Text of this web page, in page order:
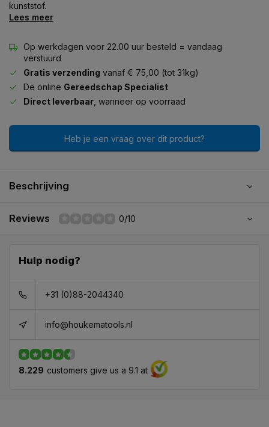
kunststof.
Lees meer
Op werkdagen voor 22.00 uur besteld = vandaag
verstuurd
Gratis verzending vanaf € 75,00 (tot 31kg)
De online Gereedschap Specialist
Direct leverbaar , wanneer op voorraad
Heb je een vraag over dit product?
Beschrijving
Reviews 0/10
Hulp nodig?
+31 (0)88-2044340
info@houkematools.nl
8.229 customers give us a 9.1 at